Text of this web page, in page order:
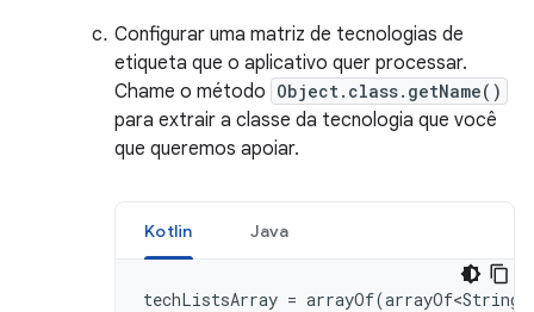
Configurar uma matriz de tecnologias de
etiqueta que o aplicativo quer processar.
Chame o método Object.class.getName()
para extrair a classe da tecnologia que você
que queremos apoiar.
Kotlin Java
techListsArray = arrayOf(arrayOf<String>